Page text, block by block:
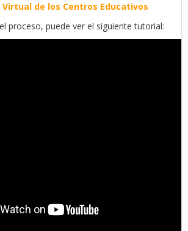
de los Centros Educativos
proceso, puede ver el siguiente tutorial: